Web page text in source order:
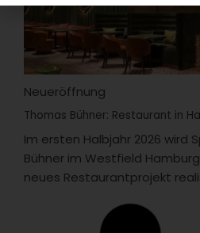
Neueröffnung
Thomas Bühner: Restaurant in
Im ersten Halbjahr 2026 wird
Bühner im Westfield
neues Restaurantprojekt